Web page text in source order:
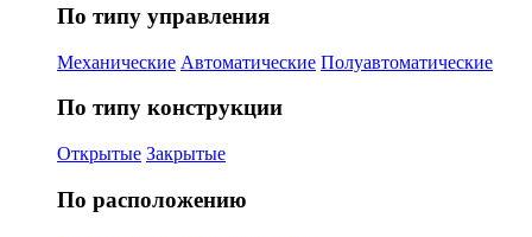
По типу управления
Механические Автоматические Полуавтоматические
По типу конструкции
Открытые Закрытые
По расположению